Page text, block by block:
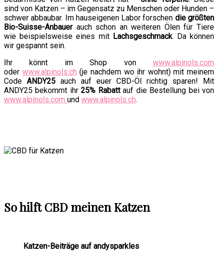
sind von Katzen – im Gegensatz zu Menschen oder Hunden –
schwer abbaubar. Im hauseigenen Labor forschen die größten
Bio-Suisse-Anbauerauch schon an weiteren Ölen für Tiere
wie beispielsweise eines mit Lachsgeschmack. Da können
wir gespannt sein.
Ihr könnt im Shop von www.alpinols.com
oder www.alpinols.ch (je nachdem wo ihr wohnt) mit meinem
Code ANDY25 auch auf euer CBD-Öl richtig sparen! Mit
ANDY25 bekommt ihr25% Rabattauf die Bestellung bei von
www.alpinols.com und www.alpinols.ch.
So hilft CBD meinen Katzen
Katzen-Beiträge auf andysparkles